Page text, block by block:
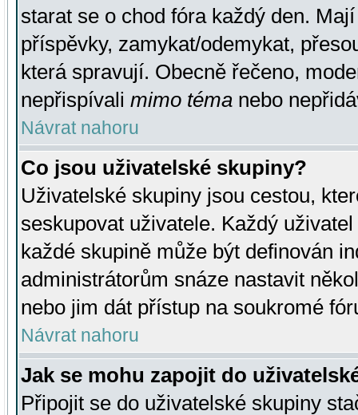
starat se o chod fóra každý den.
příspěvky, zamykat/odemykat,
která spravují. Obecně řečeno,
nepřispívali mimo téma nebo
Návrat nahoru
Co jsou uživatelské skupiny?
Uživatelské skupiny jsou cestou,
seskupovat uživatele. Každý
každé skupině může být definován
administrátorům snáze nastavit
nebo jim dát přístup na soukromé
Návrat nahoru
Jak se mohu zapojit do
Připojit se do uživatelské skupiny